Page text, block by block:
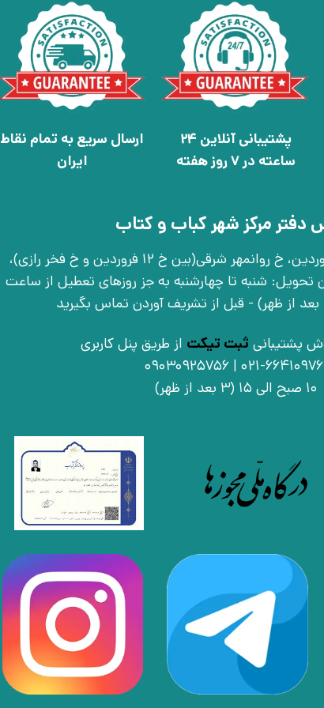
پشتیبانی آنلاین 24
ساعته در 7 روز هفته
ارسال سریع به تمام نقاط
ایران
دفتر مرکز شهر کباب و کتاب
تهران، خ انقلاب، خ 12 فروردین، خ روانمهر شرقی(بین خ 12 فروردین و خ فخر رازی)،
پلاک 1 - زمان تحویل: شنبه تا چهارشنبه به جز روزهای تعطیل از ساعت
پشتیبانی ثبت تیکت از طریق پنل کاربری
10 صبح الی 15 (3 بعد از ظهر)